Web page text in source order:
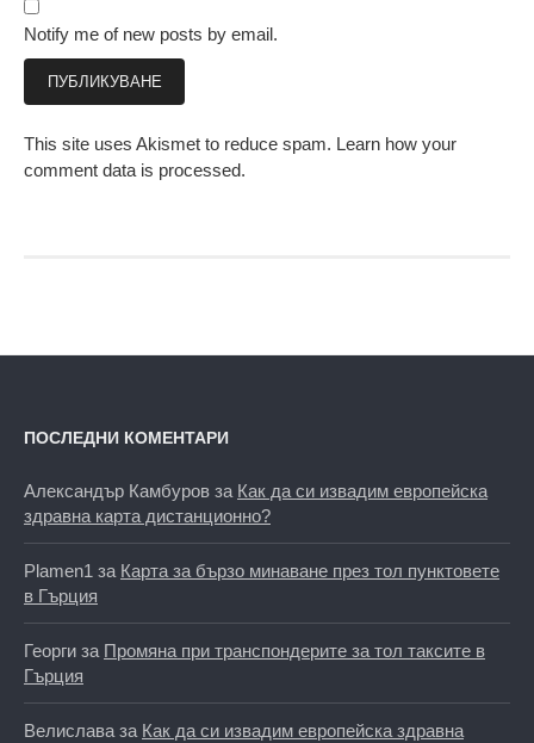
Notify me of new posts by email.
This site uses Akismet to reduce spam. Learn how your
comment data is processed.
ПОСЛЕДНИ КОМЕНТАРИ
Александър Камбуров за Как да си извадим европейска
здравна карта дистанционно?
Plamen1 за Карта за бързо минаване през тол пунктовете
в Гърция
Георги за Промяна при транспондерите за тол таксите в
Гърция
Велислава за Как да си извадим европейска здравна